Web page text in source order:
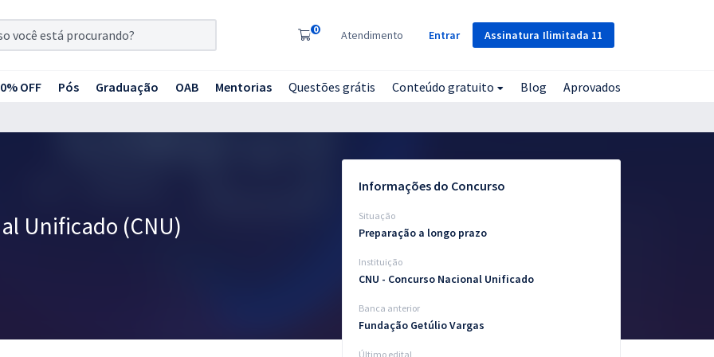
Assinatura Ilimitada 11
0 Atendimento Entrar
OFF Pós Graduação OAB Mentorias Questões grátis Conteúdo gratuito Blog Aprovados
Unificado (CNU)
Informações do Concurso
Situação
Preparação a longo prazo
Instituição
CNU - Concurso Nacional Unificado
Banca anterior
Fundação Getúlio Vargas
Último edital